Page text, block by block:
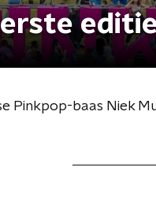
Pinkpop-baas Niek